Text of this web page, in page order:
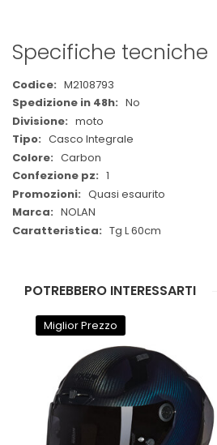
Specifiche tecniche
Maggiori
Informazioni
M2108793
No
moto
Casco Integrale
Carbon
1
Quasi esaurito
NOLAN
Tg L 60cm
POTREBBERO INTERESSARTI
Miglior Prezzo